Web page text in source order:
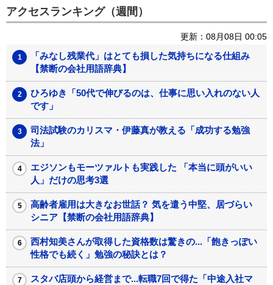
アクセスランキング（週間）
更新：08月08日 00:05
「みなし残業代」はとても損した気持ちになる仕組み
【禁断の会社用語辞典】
ひろゆき「50代で伸びるのは、仕事に思い入れのない人
です」
司法試験のカリスマ・伊藤真が教える「成功する勉強
法」
エジソンもモーツァルトも実践した 「本当に頭がいい
人」だけの思考3選
高齢者雇用は大きなお世話？ 気を遣う中堅、居づらい
シニア【禁断の会社用語辞典】
西村知美さんが取得した資格数は驚きの...「飽きっぽい
性格でも続く」勉強の秘訣とは？
スタバ店頭から経営まで...転職7回で得た「中途入社マ